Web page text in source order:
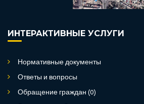
ИНТЕРАКТИВНЫЕ УСЛУГИ
Нормативные документы
Ответы и вопросы
Обращение граждан (0)